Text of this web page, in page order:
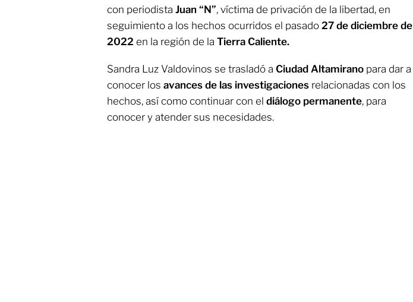
con periodista Juan “N”, víctima de privación de la libertad, en
seguimiento a los hechos ocurridos el pasado 27 de diciembre de
2022 en la región de la Tierra Caliente.
Sandra Luz Valdovinos se trasladó a Ciudad Altamirano para dar a
conocer los avances de las investigaciones relacionadas con los
hechos, así como continuar con el diálogo permanente, para
conocer y atender sus necesidades.